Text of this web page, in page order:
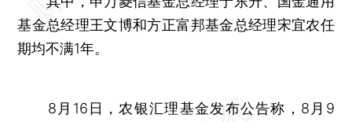
基金总经理王文博和方正富邦基金总经理宋宜农任
期均不满1年。
8月16日，农银汇理基金发布公告称，8月9